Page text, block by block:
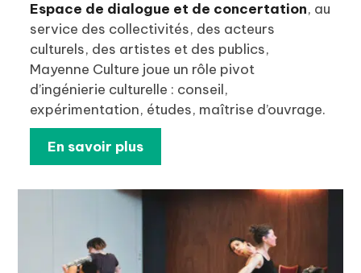
Espace de dialogue et de concertation, au
service des collectivités, des acteurs
culturels, des artistes et des publics,
Mayenne Culture joue un rôle pivot
d’ingénierie culturelle : conseil,
expérimentation, études, maîtrise d’ouvrage.
En savoir plus